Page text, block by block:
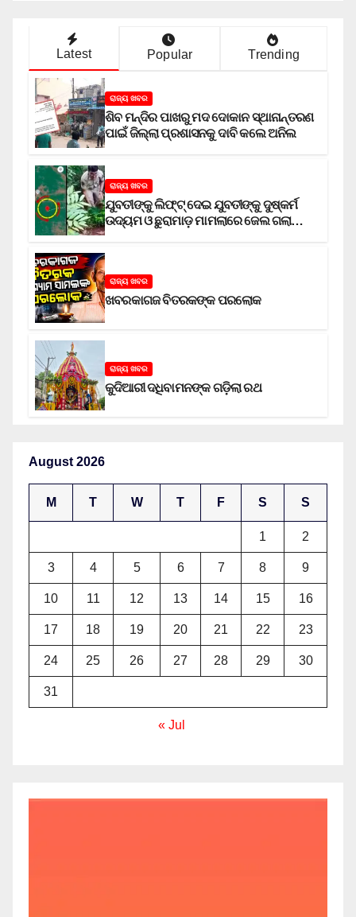
Latest Popular Trending
ରାଜ୍ୟ ଖବର
ଶିବ ମନ୍ଦିର ପାଖରୁ ମଦ ଦୋକାନ ସ୍ଥାନାନ୍ତରଣ
ପାଇଁ ଜିଲ୍ଲା ପ୍ରଶାସନକୁ ଦାବି କଲେ ଅନିଲ
ରାଜ୍ୟ ଖବର
ଯୁବତୀଙ୍କୁ ଲିଫ୍‌ଟ୍‌ ଦେଇ ଯୁବତୀଙ୍କୁ ଦୁଷ୍କର୍ମ
ଉଦ୍ୟମ ଓ ଛୁରାମାଡ଼ ମାମଲାରେ ଜେଲ ଗଲା
ରାଜ୍ୟ ଖବର
ଖବରକାଗଜ ବିତରକଙ୍କ ପରଲୋକ
ରାଜ୍ୟ ଖବର
କୁଦିଆରୀ ଦଧିବାମନଙ୍କ ଗଡ଼ିଲା ରଥ
August 2026
M T W T F S S
1 2
3 4 5 6 7 8 9
10 11 12 13 14 15 16
17 18 19 20 21 22 23
24 25 26 27 28 29 30
31
« Jul